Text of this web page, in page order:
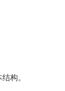
构。